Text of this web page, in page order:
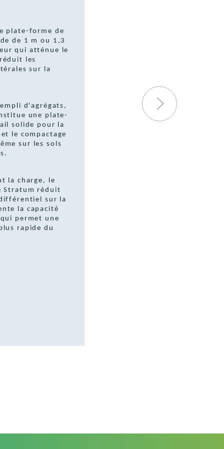
plate-forme de
de 1 m ou 1,3
qui atténue le
les
sur la
d'agrégats,
une plate-
solide pour la
le compactage
sur les sols
la charge, le
Stratum réduit
sur la
la capacité
permet une
rapide du